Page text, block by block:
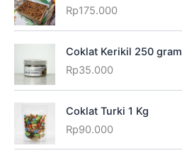
Rp175.000
Coklat Kerikil 250 gram
Rp35.000
Coklat Turki 1 Kg
Rp90.000